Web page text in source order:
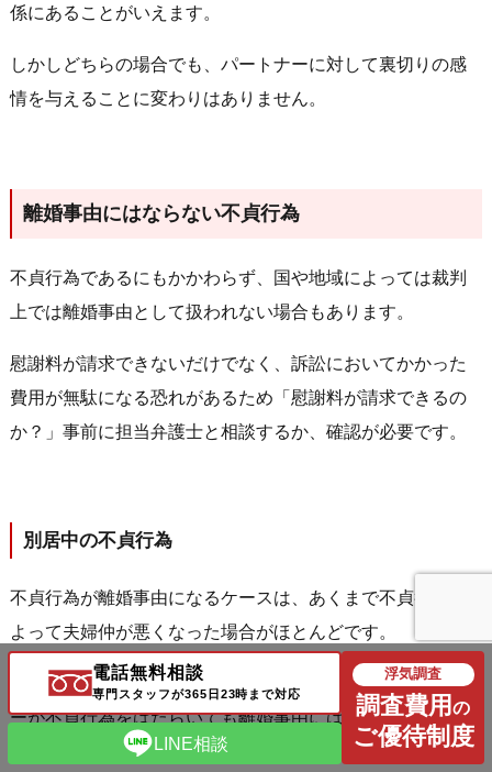
係にあることがいえます。
しかしどちらの場合でも、パートナーに対して裏切りの感
情を与えることに変わりはありません。
離婚事由にはならない不貞行為
不貞行為であるにもかかわらず、国や地域によっては裁判
上では離婚事由として扱われない場合もあります。
慰謝料が請求できないだけでなく、訴訟においてかかった
費用が無駄になる恐れがあるため「慰謝料が請求できるの
か？」事前に担当弁護士と相談するか、確認が必要です。
別居中の不貞行為
不貞行為が離婚事由になるケースは、あくまで不貞行為に
よって夫婦仲が悪くなった場合がほとんどです。
そのため、すでに不仲により別居していた場合、パートナ
ーが不貞行為をはたらいても離婚事由には当たらないとさ
れる場合があります。
電話無料相談
専門スタッフが365日23時まで対応
LINE相談
浮気調査
調査費用の
ご優待制度